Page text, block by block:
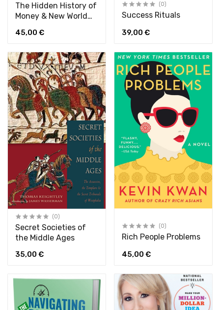
The Hidden History of
Money & New World
45,00 €
(0)
Success Rituals
39,00 €
(0)
Secret Societies of
the Middle Ages
35,00 €
(0)
Rich People Problems
45,00 €